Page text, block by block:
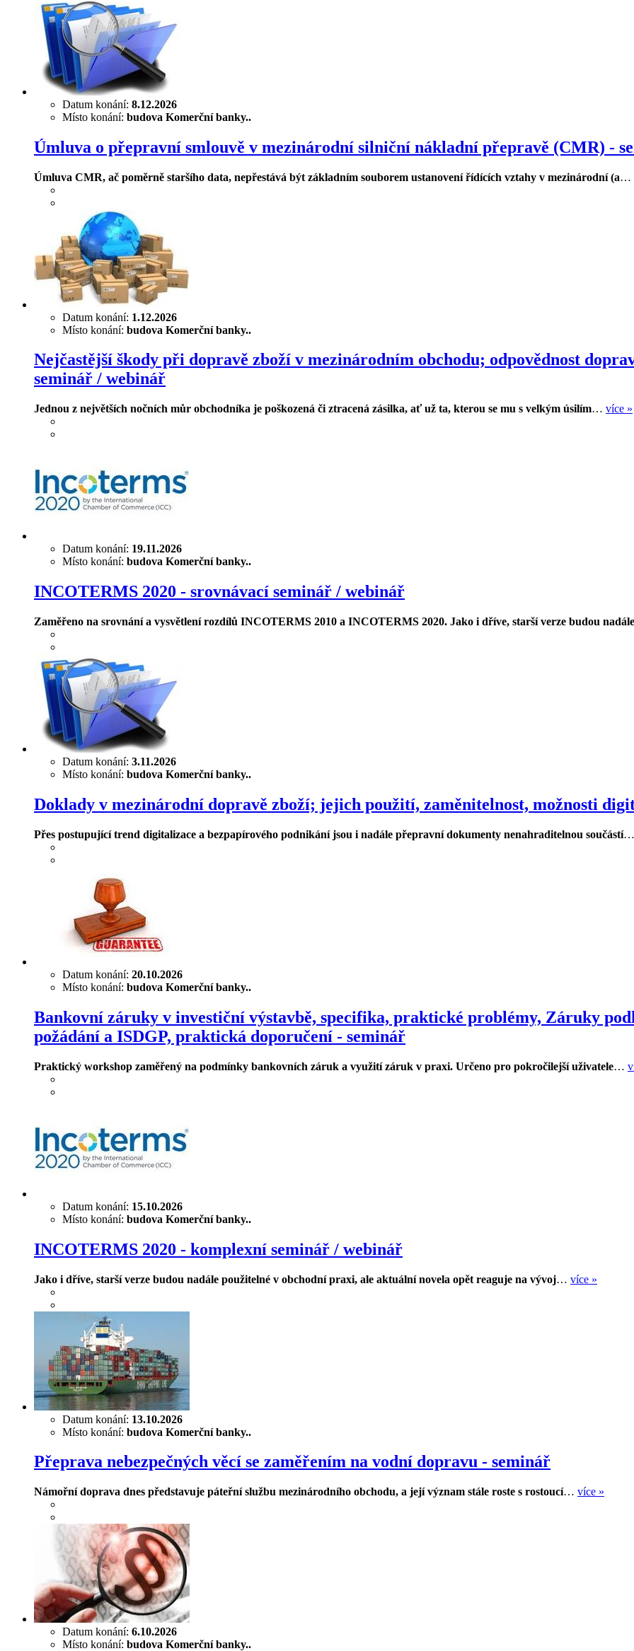
Datum konání: 8.12.2026
Místo konání: budova Komerční banky..
Úmluva o přepravní smlouvě v mezinárodní silniční nákladní přepravě (CMR) -
Úmluva CMR, ač poměrně staršího data, nepřestává být základním souborem ustanovení řídících vztahy v mezinárodní (a…
Datum konání: 1.12.2026
Místo konání: budova Komerční banky..
Nejčastější škody při dopravě zboží v mezinárodním obchodu; odpovědnost
seminář / webinář
Jednou z největších nočních můr obchodníka je poškozená či ztracená zásilka, ať už ta, kterou se mu s velkým úsilím… více »
Datum konání: 19.11.2026
Místo konání: budova Komerční banky..
INCOTERMS 2020 - srovnávací seminář / webinář
Zaměřeno na srovnání a vysvětlení rozdílů INCOTERMS 2010 a INCOTERMS 2020. Jako i dříve, starší verze budou nadále
Datum konání: 3.11.2026
Místo konání: budova Komerční banky..
Doklady v mezinárodní dopravě zboží; jejich použití, zaměnitelnost, možnosti
Přes postupující trend digitalizace a bezpapírového podnikání jsou i nadále přepravní dokumenty nenahraditelnou součástí…
Datum konání: 20.10.2026
Místo konání: budova Komerční banky..
Bankovní záruky v investiční výstavbě, specifika, praktické problémy, Záruky
požádání a ISDGP, praktická doporučení - seminář
Praktický workshop zaměřený na podmínky bankovních záruk a využití záruk v praxi. Určeno pro pokročilejší uživatele…
Datum konání: 15.10.2026
Místo konání: budova Komerční banky..
INCOTERMS 2020 - komplexní seminář / webinář
Jako i dříve, starší verze budou nadále použitelné v obchodní praxi, ale aktuální novela opět reaguje na vývoj… více »
Datum konání: 13.10.2026
Místo konání: budova Komerční banky..
Přeprava nebezpečných věcí se zaměřením na vodní dopravu - seminář
Námořní doprava dnes představuje páteřní službu mezinárodního obchodu, a její význam stále roste s rostoucí… více »
Datum konání: 6.10.2026
Místo konání: budova Komerční banky..